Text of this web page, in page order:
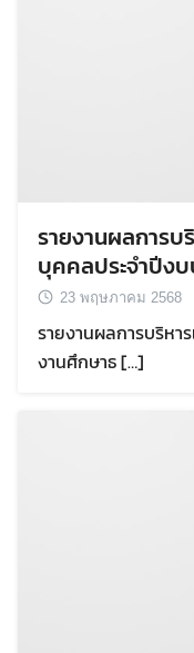
รายงานผลการ
บุคคลประจำปีง
23 พฤษภาคม 2568
รายงานผลการบริห
งานศึกษาธ […]